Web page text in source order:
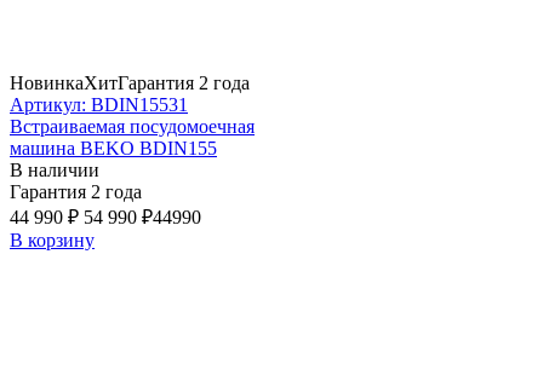
НовинкаХитГарантия 2 года
Артикул: BDIN15531
Встраиваемая посудомоечная
машина BEKO BDIN155
В наличии
Гарантия 2 года
44 990 ₽ 54 990 ₽44990
В корзину